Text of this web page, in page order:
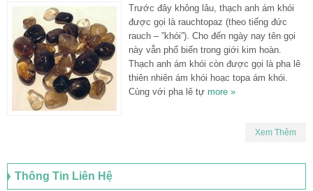
Trước đây không lâu, thạch anh ám khói
được gọi là rauchtopaz (theo tiếng đức
rauch – ”khói”). Cho đến ngày nay tên gọi
này vẫn phổ biến trong giới kim hoàn.
Thạch anh ám khói còn được gọi là pha lê
thiên nhiên ám khói hoạc topa ám khói.
Cùng với pha lê tự more »
Xem Thêm
Thông Tin Liên Hệ